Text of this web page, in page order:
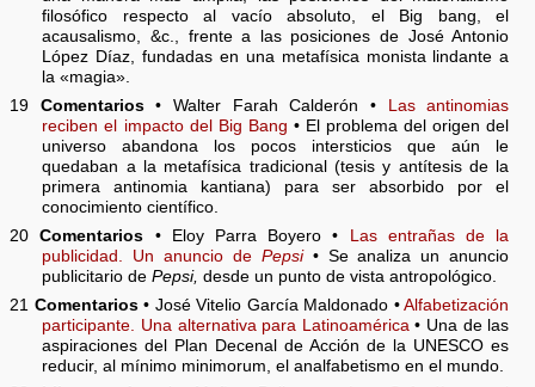
filosófico respecto al vacío absoluto, el Big bang, el
acausalismo, &c., frente a las posiciones de José Antonio
López Díaz, fundadas en una metafísica monista lindante a
la «magia».
19 Comentarios• Walter Farah Calderón •
Las antinomias
reciben el impacto del Big Bang • El problema del origen del
universo abandona los pocos intersticios que aún le
quedaban a la metafísica tradicional (tesis y antítesis de la
primera antinomia kantiana) para ser absorbido por el
conocimiento científico.
20Comentarios • Eloy Parra Boyero •
Las entrañas de la
publicidad. Un anuncio de Pepsi• Se analiza un anuncio
publicitario dePepsi, desde un punto de vista antropológico.
21 Comentarios• José Vitelio García Maldonado •Alfabetización
participante. Una alternativa para Latinoamérica • Una de las
aspiraciones del Plan Decenal de Acción de la UNESCO es
reducir, al mínimo minimorum, el analfabetismo en el mundo.